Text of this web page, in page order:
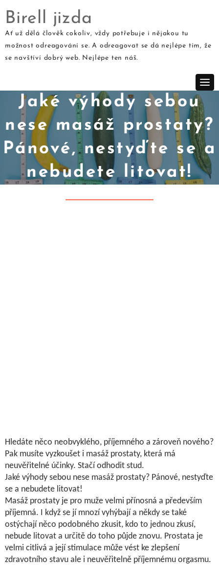
Birell jizda
Ať už dělá člověk cokoliv, vždy potřebuje i nějakou tu
možnost odreagování se. A odreagovat se dá nejlépe tím, že
se navštíví dobrý web. Nejlépe ten náš.
Jaké výhody sebou
nese masáž prostaty?
Pánové, nestyďte se a
nebudete litovat!
Hledáte něco neobvyklého, příjemného a zároveň nového?
Pak musíte vyzkoušet i masáž prostaty, která má
neuvěřitelné účinky. Stačí odhodit stud.
Jaké výhody sebou nese masáž prostaty? Pánové, nestyďte
se a nebudete litovat!
Masáž prostaty je pro muže velmi přínosná a především
příjemná. I když se jí mnozí vyhýbají a někdy se také
ostýchají něco podobného zkusit, kdo to jednou zkusí,
nebude litovat a určitě do toho půjde znovu. Prostata je
velmi citlivá a její stimulace může vést ke zlepšení
zdravotního stavu ale i neuvěřitelně příjemnému orgasmu.